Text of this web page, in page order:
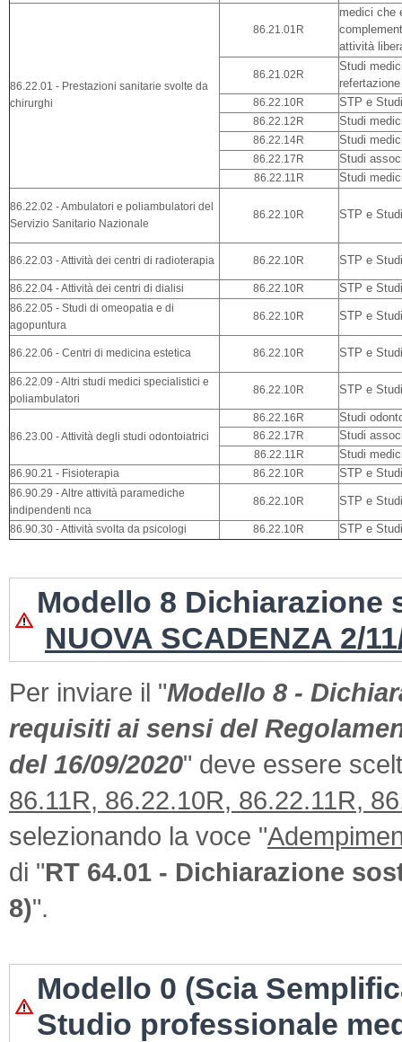
86.22.01 - Prestazioni sanitarie svolte da
chirurghi
86.21.01R
medici che
attività
86.21.02R
Studi
86.22.10R
STP e
86.22.12R
Studi
86.22.14R
Studi
86.22.17R
Studi
86.22.11R
Studi
86.22.02 - Ambulatori e poliambulatori del
Servizio Sanitario Nazionale
86.22.10R STP e
86.22.03 - Attività dei centri di radioterapia 86.22.10R STP e
86.22.04 - Attività dei centri di dialisi 86.22.10R
STP e
86.22.05 - Studi di omeopatia e di
agopuntura
86.22.10R STP e
86.22.06 - Centri di medicina estetica 86.22.10R STP e
86.22.09 - Altri studi medici specialistici e
poliambulatori
86.22.10R STP e
86.23.00 - Attività degli studi odontoiatrici
86.22.16R
Studi
86.22.17R
Studi
86.22.11R
Studi
86.90.21 - Fisioterapia
86.22.10R
STP e
86.90.29 - Altre attività paramediche
indipendenti nca
86.22.10R STP e
86.90.30 - Attività svolta da psicologi 86.22.10R STP e
Modello 8
NUOVA SCADENZA 2/
Per inviare il "Modello 8 -
requisiti ai sensi del
del 16/09/2020" deve essere
86.11R, 86.22.10R, 86.22.11R,
selezionando la voce "
di "RT 64.01 - Dichiarazione
8)".
Modello 0 (Scia
Studio professionale